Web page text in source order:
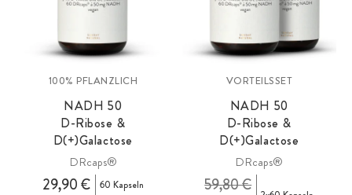
100% PFLANZLICH
NADH 50
D-Ribose &
D(+)Galactose
DRcaps®
29,90 €
60 Kapseln
VORTEILSSET
NADH 50
D-Ribose &
D(+)Galactose
DRcaps®
59,80 €